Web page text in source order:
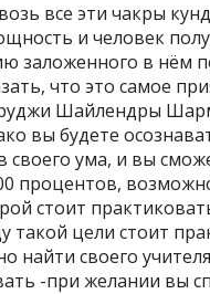
все эти чакры
и человек
заложенного в нём
что это самое
Шайлендры
вы будете
своего ума, и вы
процентов,
стоит
такой цели стоит
найти своего
-при желании вы